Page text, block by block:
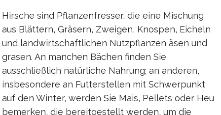
Hirsche sind Pflanzenfresser, die eine Mischung
aus Blättern, Gräsern, Zweigen, Knospen, Eicheln
und landwirtschaftlichen Nutzpflanzen äsen und
grasen. An manchen Bächen finden Sie
ausschließlich natürliche Nahrung; an anderen,
insbesondere an Futterstellen mit Schwerpunkt
auf den Winter, werden Sie Mais, Pellets oder Heu
bemerken, die bereitgestellt werden, um die